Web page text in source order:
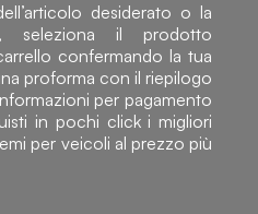
desiderato o la
seleziona il prodotto
confermando la tua
proforma con il riepilogo
per pagamento
in pochi click i migliori
per veicoli al prezzo più